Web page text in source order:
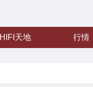
HIFI天地 行情